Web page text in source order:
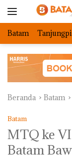
Batam
Beranda Batam
Batam
MTQ ke
Batam